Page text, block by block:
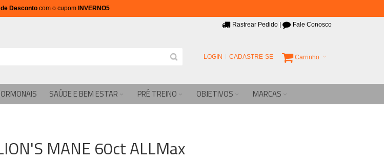
Desconto com o cupom INVERNO5
Rastrear Pedido Fale Conosco
Carrinho
LOGIN CADASTRE-SE
SAÚDE E BEM ESTAR PRÉ TREINO OBJETIVOS MARCAS
MANE 60ct ALLMax